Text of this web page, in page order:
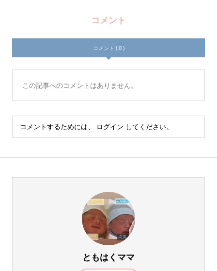
コメント
コメント ( 0 )
この記事へのコメントはありません。
コメントするためには、 ログイン してください。
ともはくママ